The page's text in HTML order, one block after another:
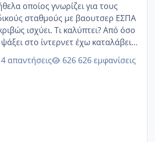
οποίος γνωρίζει για τους
σταθμούς με βαουτσερ ΕΣΠΑ
ισχύει. Τι καλύπτει? Από όσο
στο ίντερνετ έχω καταλάβει
το βαουτσερ καλύπτει όλα τα
και τα τροφεια του ιδιωτικού
4 απαντήσεις 626 εμφανίσεις